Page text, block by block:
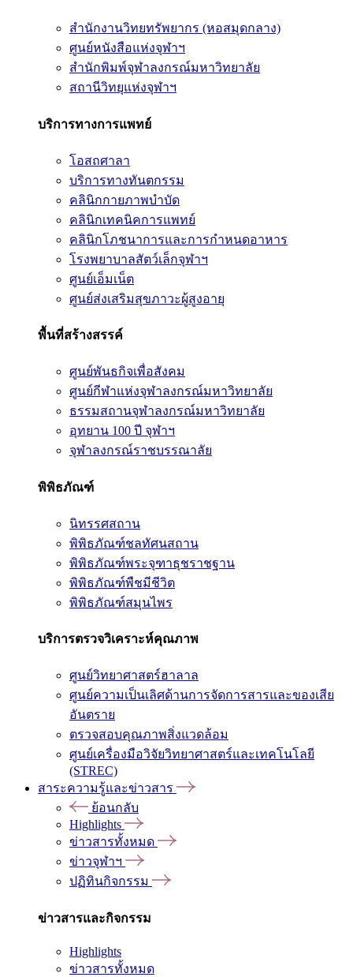
สำนักงานวิทยทรัพยากร (หอสมุดกลาง)
ศูนย์หนังสือแห่งจุฬาฯ
สำนักพิมพ์จุฬาลงกรณ์มหาวิทยาลัย
สถานีวิทยุแห่งจุฬาฯ
บริการทางการแพทย์
โอสถศาลา
บริการทางทันตกรรม
คลินิกกายภาพบำบัด
คลินิกเทคนิคการแพทย์
คลินิกโภชนาการและการกำหนดอาหาร
โรงพยาบาลสัตว์เล็กจุฬาฯ
ศูนย์เอ็มเน็ต
ศูนย์ส่งเสริมสุขภาวะผู้สูงอายุ
พื้นที่สร้างสรรค์
ศูนย์พันธกิจเพื่อสังคม
ศูนย์กีฬาแห่งจุฬาลงกรณ์มหาวิทยาลัย
ธรรมสถานจุฬาลงกรณ์มหาวิทยาลัย
อุทยาน 100 ปี จุฬาฯ
จุฬาลงกรณ์ราชบรรณาลัย
พิพิธภัณฑ์
นิทรรศสถาน
พิพิธภัณฑ์ชลทัศนสถาน
พิพิธภัณฑ์พระจุฑาธุชราชฐาน
พิพิธภัณฑ์พืชมีชีวิต
พิพิธภัณฑ์สมุนไพร
บริการตรวจวิเคราะห์คุณภาพ
ศูนย์วิทยาศาสตร์ฮาลาล
ศูนย์ความเป็นเลิศด้านการจัดการสารและของเสีย
อันตราย
ตรวจสอบคุณภาพสิ่งแวดล้อม
ศูนย์เครื่องมือวิจัยวิทยาศาสตร์และเทคโนโลยี
(STREC)
สาระความรู้และข่าวสาร
ย้อนกลับ
Highlights
ข่าวสารทั้งหมด
ข่าวจุฬาฯ
ปฏิทินกิจกรรม
ข่าวสารและกิจกรรม
Highlights
ข่าวสารทั้งหมด